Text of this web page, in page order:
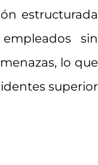
estructurada
sin
lo que
superior